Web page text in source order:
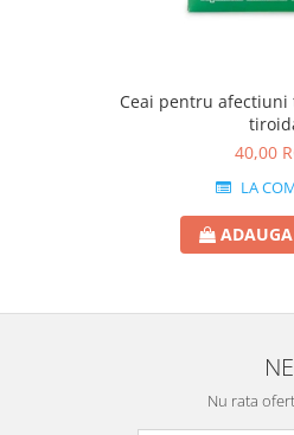
Ceai pentru
40,00
LA
Nu rata